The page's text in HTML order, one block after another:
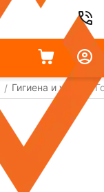
/ Гигиена и уход